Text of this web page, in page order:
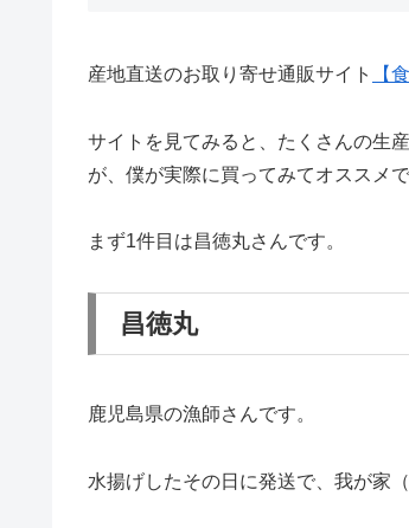
産地直送のお取り寄せ通販サイト 【
サイトを見てみると、たくさんの生
が、僕が実際に買ってみてオススメ
まず1件目は昌徳丸さんです。
昌徳丸
鹿児島県の漁師さんです。
水揚げしたその日に発送で、我が家